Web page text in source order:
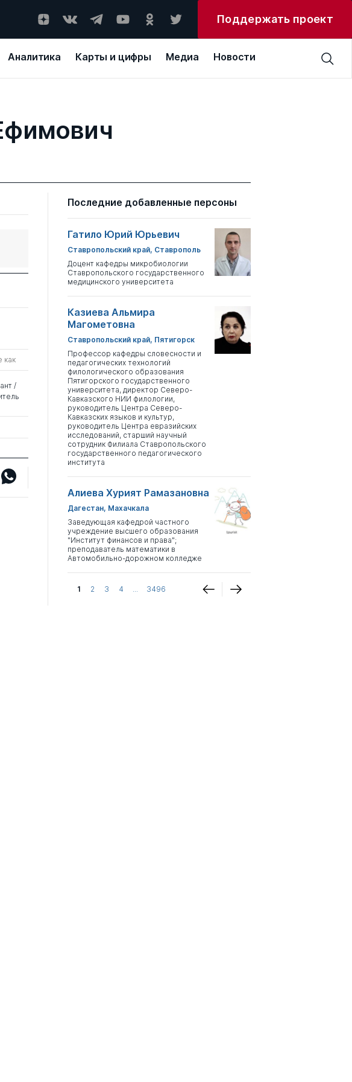
Поддержать проект
Аналитика Карты и цифры Медиа Новости
как
/
Последние добавленные персоны
Гатило Юрий Юрьевич
Ставропольский край, Ставрополь
Доцент кафедры микробиологии
Ставропольского государственного
медицинского университета
Казиева Альмира
Магометовна
Ставропольский край, Пятигорск
Профессор кафедры словесности и
педагогических технологий
филологического образования
Пятигорского государственного
университета, директор Северо-
Кавказского НИИ филологии,
руководитель Центра Северо-
Кавказских языков и культур,
руководитель Центра евразийских
исследований, старший научный
сотрудник Филиала Ставропольского
государственного педагогического
института
Алиева Хурият Рамазановна
Дагестан, Махачкала
Заведующая кафедрой частного
учреждение высшего образования
"Институт финансов и права";
преподаватель математики в
Автомобильно-дорожном колледже
1 2 3 4 ... 3496